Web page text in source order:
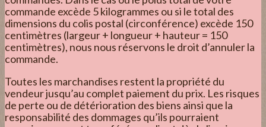
commande excède 5 kilogrammes ou si le total des
dimensions du colis postal (circonférence) excède 150
centimètres (largeur + longueur + hauteur = 150
centimètres), nous nous réservons le droit d’annuler la
commande.
Toutes les marchandises restent la propriété du
vendeur jusqu’au complet paiement du prix. Les risques
de perte ou de détérioration des biens ainsi que la
responsabilité des dommages qu’ils pourraient